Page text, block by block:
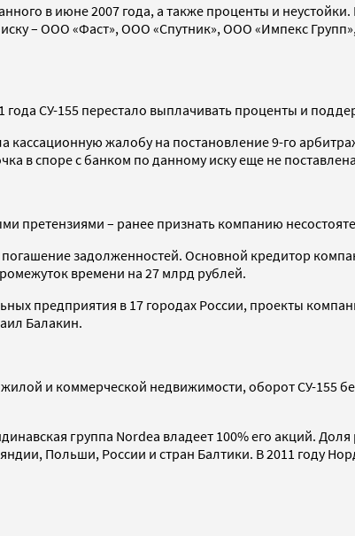
в июне 2007 года, а также проценты и
– ООО «Фаст», ООО «Спутник», ООО «Импекс
СУ-155 перестало выплачивать проценты и
кассационную жалобу на постановление 9-го
в споре с банком по данному иску еще не
претензиями – ранее признать компанию
задолженностей. Основной кредитор
времени на 27 млрд рублей.
предприятия в 17 городах России, проекты
Балакин.
и коммерческой недвижимости, оборот СУ-155
группа Nordea владеет 100% его акций.
Польши, России и стран Балтики. В 2011 году